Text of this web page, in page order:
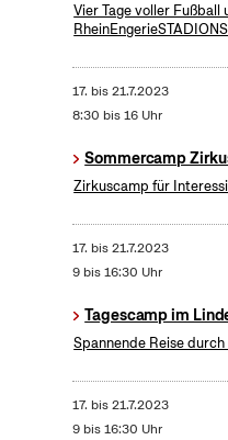
Vier Tage voller
RheinEngerieSTADIONS
17. bis21.7.2023
8:30 bis 16 Uhr
Sommercamp
Zirkuscamp für
17. bis21.7.2023
9 bis 16:30 Uhr
Tagescamp im
Spannende Reise
17. bis21.7.2023
9 bis 16:30 Uhr